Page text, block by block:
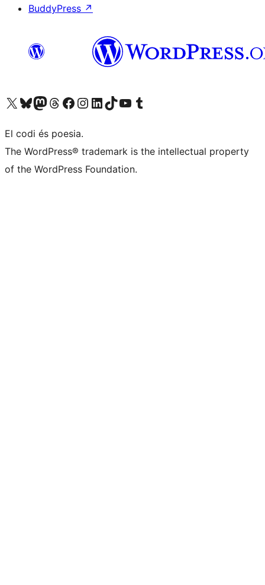
BuddyPress ↗
Visiteu el nostre compte X (abans Twitter)
Visiteu el nostre compte de Bluesky
Visiteu el nostre compte al Mastodon
Visiteu el nostre compte de Threads
Visiteu la nostra pàgina al Facebook
Visiteu el nostre compte d'Instagram
Visiteu el nostre compte de LinkedIn
Visiteu el nostre compte de TikTok
Visiteu el nostre canal al YouTube
Visiteu el nostre compte de Tumblr
El codi és poesia.
The WordPress® trademark is the intellectual property
of the WordPress Foundation.